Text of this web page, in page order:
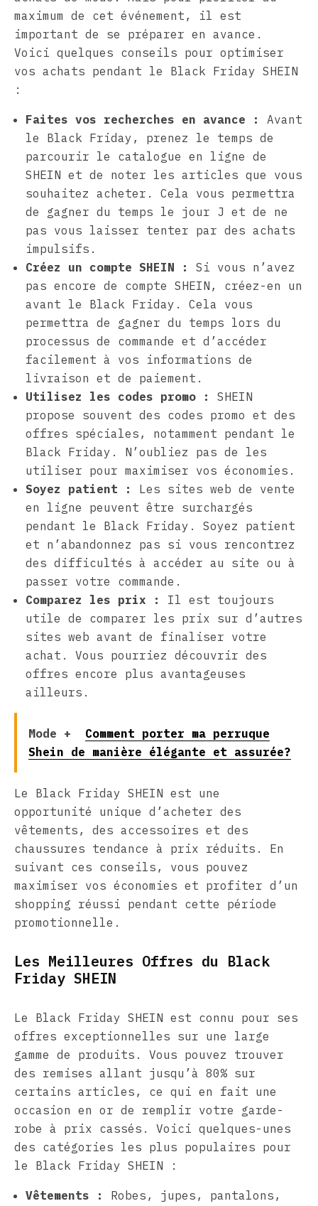
maximum de cet événement, il est
important de se préparer en avance.
Voici quelques conseils pour optimiser
vos achats pendant le Black Friday SHEIN
:
Faites vos recherches en avance :
Avant
le Black Friday, prenez le temps de
parcourir le catalogue en ligne de
SHEIN et de noter les articles que vous
souhaitez acheter. Cela vous permettra
de gagner du temps le jour J et de ne
pas vous laisser tenter par des achats
impulsifs.
Créez un compte SHEIN :
Si vous n’avez
pas encore de compte SHEIN, créez-en un
avant le Black Friday. Cela vous
permettra de gagner du temps lors du
processus de commande et d’accéder
facilement à vos informations de
livraison et de paiement.
Utilisez les codes promo :
SHEIN
propose souvent des codes promo et des
offres spéciales, notamment pendant le
Black Friday. N’oubliez pas de les
utiliser pour maximiser vos économies.
Soyez patient :
Les sites web de vente
en ligne peuvent être surchargés
pendant le Black Friday. Soyez patient
et n’abandonnez pas si vous rencontrez
des difficultés à accéder au site ou à
passer votre commande.
Comparez les prix :
Il est toujours
utile de comparer les prix sur d’autres
sites web avant de finaliser votre
achat. Vous pourriez découvrir des
offres encore plus avantageuses
ailleurs.
Mode +
Comment porter ma perruque
Shein de manière élégante et assurée?
Le Black Friday SHEIN est une
opportunité unique d’acheter des
vêtements, des accessoires et des
chaussures tendance à prix réduits. En
suivant ces conseils, vous pouvez
maximiser vos économies et profiter d’un
shopping réussi pendant cette période
promotionnelle.
Les Meilleures Offres du Black
Friday SHEIN
Le Black Friday SHEIN est connu pour ses
offres exceptionnelles sur une large
gamme de produits. Vous pouvez trouver
des remises allant jusqu’à 80% sur
certains articles, ce qui en fait une
occasion en or de remplir votre garde-
robe à prix cassés. Voici quelques-unes
des catégories les plus populaires pour
le Black Friday SHEIN :
Vêtements :
Robes, jupes, pantalons,